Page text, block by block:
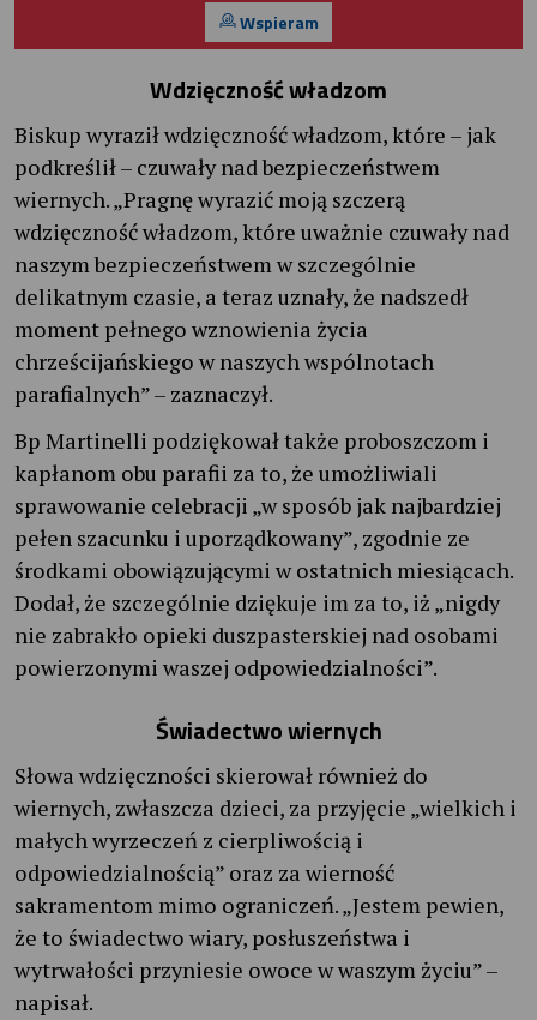
Wspieram
Wdzięczność władzom
Biskup wyraził wdzięczność władzom, które – jak
podkreślił – czuwały nad bezpieczeństwem
wiernych. „Pragnę wyrazić moją szczerą
wdzięczność władzom, które uważnie czuwały nad
naszym bezpieczeństwem w szczególnie
delikatnym czasie, a teraz uznały, że nadszedł
moment pełnego wznowienia życia
chrześcijańskiego w naszych wspólnotach
parafialnych” – zaznaczył.
Bp Martinelli podziękował także proboszczom i
kapłanom obu parafii za to, że umożliwiali
sprawowanie celebracji „w sposób jak najbardziej
pełen szacunku i uporządkowany”, zgodnie ze
środkami obowiązującymi w ostatnich miesiącach.
Dodał, że szczególnie dziękuje im za to, iż „nigdy
nie zabrakło opieki duszpasterskiej nad osobami
powierzonymi waszej odpowiedzialności”.
Świadectwo wiernych
Słowa wdzięczności skierował również do
wiernych, zwłaszcza dzieci, za przyjęcie „wielkich i
małych wyrzeczeń z cierpliwością i
odpowiedzialnością” oraz za wierność
sakramentom mimo ograniczeń. „Jestem pewien,
że to świadectwo wiary, posłuszeństwa i
wytrwałości przyniesie owoce w waszym życiu” –
napisał.